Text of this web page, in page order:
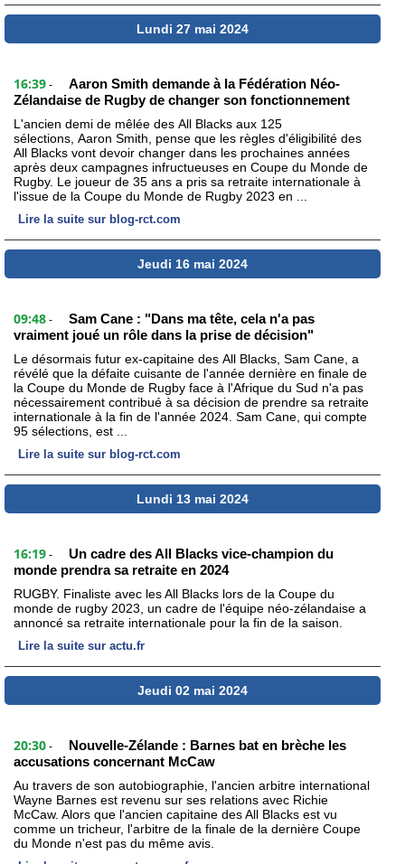
Lundi 27 mai 2024
16:39 -
Aaron Smith demande à la Fédération Néo-
Zélandaise de Rugby de changer son fonctionnement
L'ancien demi de mêlée des All Blacks aux 125
sélections, Aaron Smith, pense que les règles d'éligibilité des
All Blacks vont devoir changer dans les prochaines années
après deux campagnes infructueuses en Coupe du Monde de
Rugby. Le joueur de 35 ans a pris sa retraite internationale à
l'issue de la Coupe du Monde de Rugby 2023 en ...
Lire la suite sur blog-rct.com
Jeudi 16 mai 2024
09:48 -
Sam Cane : "Dans ma tête, cela n'a pas
vraiment joué un rôle dans la prise de décision"
Le désormais futur ex-capitaine des All Blacks, Sam Cane, a
révélé que la défaite cuisante de l'année dernière en finale de
la Coupe du Monde de Rugby face à l'Afrique du Sud n'a pas
nécessairement contribué à sa décision de prendre sa retraite
internationale à la fin de l'année 2024. Sam Cane, qui compte
95 sélections, est ...
Lire la suite sur blog-rct.com
Lundi 13 mai 2024
16:19 -
Un cadre des All Blacks vice-champion du
monde prendra sa retraite en 2024
RUGBY. Finaliste avec les All Blacks lors de la Coupe du
monde de rugby 2023, un cadre de l'équipe néo-zélandaise a
annoncé sa retraite internationale pour la fin de la saison.
Lire la suite sur actu.fr
Jeudi 02 mai 2024
20:30 -
Nouvelle-Zélande : Barnes bat en brèche les
accusations concernant McCaw
Au travers de son autobiographie, l'ancien arbitre international
Wayne Barnes est revenu sur ses relations avec Richie
McCaw. Alors que l'ancien capitaine des All Blacks est vu
comme un tricheur, l'arbitre de la finale de la dernière Coupe
du Monde n'est pas du même avis.